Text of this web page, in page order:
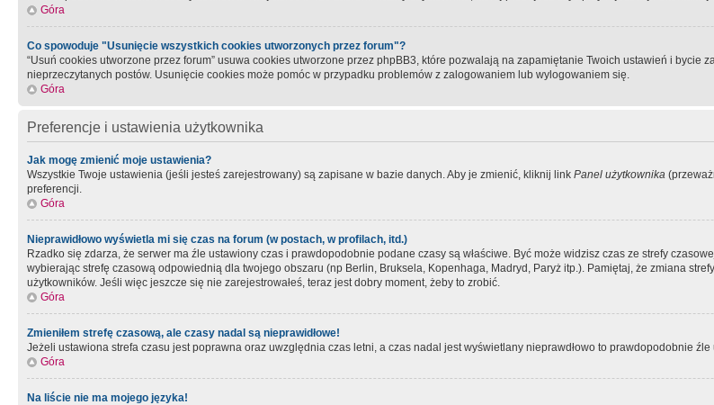
Góra
Co spowoduje "Usunięcie wszystkich cookies utworzonych przez forum"?
“Usuń cookies utworzone przez forum” usuwa cookies utworzone przez phpBB3, które pozwalają na zapamiętanie Twoich ustawień i bycie
nieprzeczytanych postów. Usunięcie cookies może pomóc w przypadku problemów z zalogowaniem lub wylogowaniem się.
Góra
Preferencje i ustawienia użytkownika
Jak mogę zmienić moje ustawienia?
Wszystkie Twoje ustawienia (jeśli jesteś zarejestrowany) są zapisane w bazie danych. Aby je zmienić, kliknij link Panel użytkownika
preferencji.
Góra
Nieprawidłowo wyświetla mi się czas na forum (w postach, w profilach, itd.)
Rzadko się zdarza, że serwer ma źle ustawiony czas i prawdopodobnie podane czasy są właściwe. Być może widzisz czas ze strefy
wybierając strefę czasową odpowiednią dla twojego obszaru (np Berlin, Bruksela, Kopenhaga, Madryd, Paryż itp.). Pamiętaj, że zmiana
użytkowników. Jeśli więc jeszcze się nie zarejestrowałeś, teraz jest dobry moment, żeby to zrobić.
Góra
Zmieniłem strefę czasową, ale czasy nadal są nieprawidłowe!
Jeżeli ustawiona strefa czasu jest poprawna oraz uwzględnia czas letni, a czas nadal jest wyświetlany nieprawdłowo to prawdopodobnie
Góra
Na liście nie ma mojego języka!